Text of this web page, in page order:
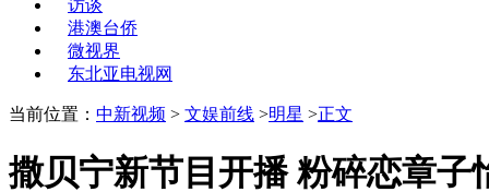
访谈
港澳台侨
微视界
东北亚电视网
当前位置： 中新视频 > 文娱前线 >明星 >正文
撒贝宁新节目开播 粉碎恋章子